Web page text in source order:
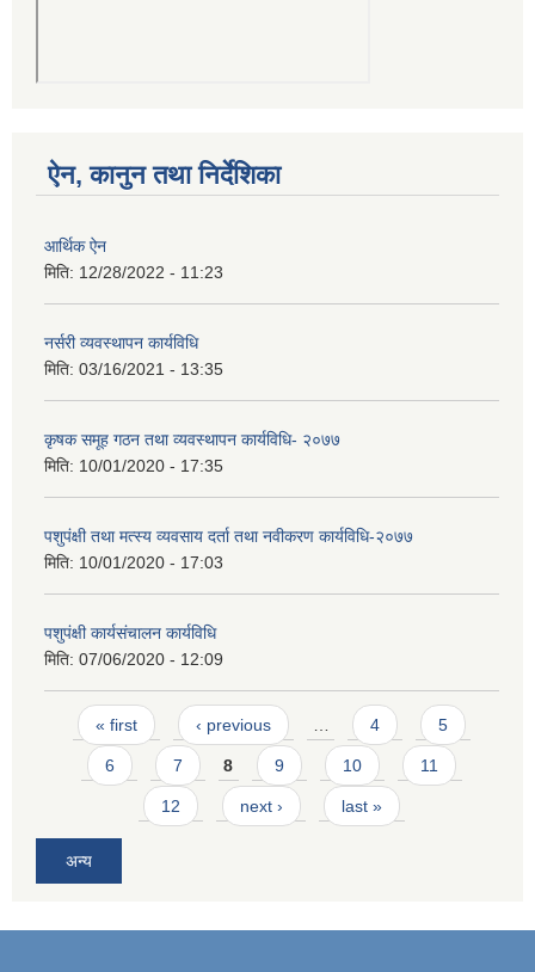
ऐन, कानुन तथा निर्देशिका
आर्थिक ऐन
मिति: 12/28/2022 - 11:23
नर्सरी व्यवस्थापन कार्यविधि
मिति: 03/16/2021 - 13:35
कृषक समूह गठन तथा व्यवस्थापन कार्यविधि- २०७७
मिति: 10/01/2020 - 17:35
पशुपंक्षी तथा मत्स्य व्यवसाय दर्ता तथा नवीकरण कार्यविधि-२०७७
मिति: 10/01/2020 - 17:03
पशुपंक्षी कार्यसंचालन कार्यविधि
मिति: 07/06/2020 - 12:09
Pages
« first ‹ previous 4 5
6 7 8 9 10 11
12 next › last »
अन्य